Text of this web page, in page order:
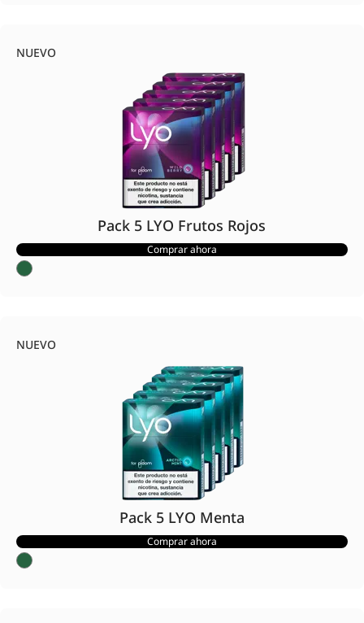
NUEVO
Pack 5 LYO Frutos Rojos
Comprar ahora
NUEVO
Pack 5 LYO Menta
Comprar ahora